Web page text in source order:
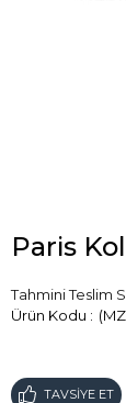
Paris
Tahmini Teslim
TAVSIYE ET